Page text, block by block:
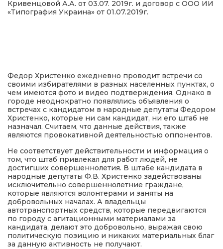
Кривенцовой А.А. от 03.07. 2019г. и договор с ООО ИИ
«Типография Украина» от 01.07.2019г.
Федор Христенко ежедневно проводит встречи со
своими избирателями в разных населенных пунктах, о
чем имеются фото и видео подтверждения. Однако в
городе неоднократно появлялись объявления о
встречах с кандидатом в народные депутаты Федором
Христенко, которые ни сам кандидат, ни его штаб не
назначал. Считаем, что данные действия, также
являются провокативной деятельностью оппонентов.
Не соответствует действительности и информация о
том, что штаб привлекал для работ людей, не
достигших совершеннолетия. В штабе кандидата в
народные депутаты Ф.В. Христенко задействованы
исключительно совершеннолетние граждане,
которые являются волонтерами и заняты на
добровольных началах. А владельцы
автотранспортных средств, которые передвигаются
по городу с агитационными материалами за
кандидата, делают это добровольно, выражая свою
политическую позицию и никаких материальных благ
за данную активность не получают.